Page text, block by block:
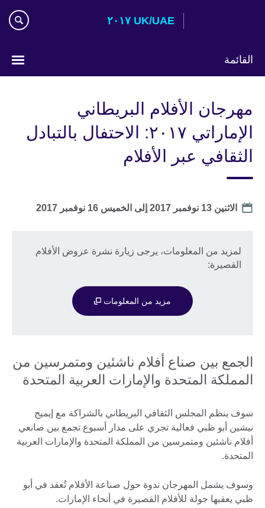
UK/UAE ٢٠١٧
القائمة
مهرجان الأفلام البريطاني
الإماراتي ٢٠١٧: الاحتفال بالتبادل
الثقافي عبر الأفلام
Date
الاثنين 13 نوفمبر 2017 إلى الخميس 16 نوفمبر 2017
لمزيد من المعلومات، يرجى زيارة نشرة عروض الأفلام
القصيرة:
مزيد من المعلومات
الجمع بين صناع أفلام ناشئين ومتمرسين من
المملكة المتحدة والإمارات العربية المتحدة
سوف ينظم المجلس الثقافي البريطاني بالشراكة مع إيميج
نيشين أبو ظبي فعالية تجري على مدار أسبوع تجمع بين صانعي
أفلام ناشئين ومتمرسين من المملكة المتحدة والإمارات العربية
المتحدة.
وسوف يشمل المهرجان ندوة حول صناعة الأفلام تُعقد في أبو
ظبي يعقبها جولة للأفلام القصيرة في أنحاء الإمارات.